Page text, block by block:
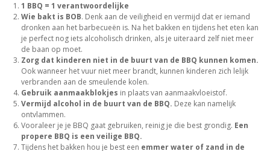
1 BBQ = 1 verantwoordelijke
Wie bakt is BOB. Denk aan de veiligheid en vermijd dat er iemand
dronken aan het barbecueën is. Na het bakken en tijdens het eten kan
je perfect nog iets alcoholisch drinken, als je uiteraard zelf niet meer
de baan op moet.
Zorg dat kinderen niet in de buurt van de BBQ kunnen komen.
Ook wanneer het vuur niet meer brandt, kunnen kinderen zich lelijk
verbranden aan de smeulende kolen.
Gebruik aanmaakblokjes in plaats van aanmaakvloeistof.
Vermijd alcohol in de buurt van de BBQ. Deze kan namelijk
ontvlammen.
Vooraleer je je BBQ gaat gebruiken, reinig je die best grondig. Een
propere BBQ is een veilige BBQ.
Tijdens het bakken hou je best een emmer water of zand in de